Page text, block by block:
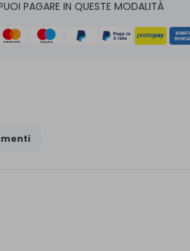
PAGARE IN QUESTE MODALITÀ